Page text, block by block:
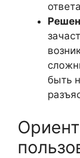
быть